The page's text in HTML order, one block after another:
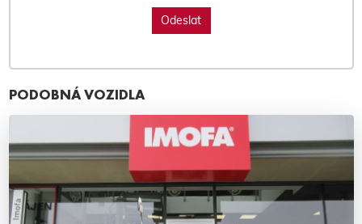
PODOBNÁ VOZIDLA